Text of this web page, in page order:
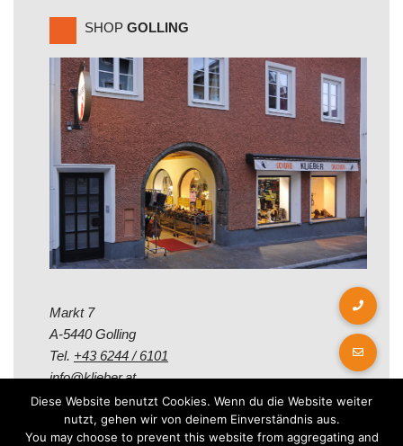
SHOP GOLLING
Markt 7
A-5440 Golling
Tel. +43 6244 / 6101
info@klieber.at
Öffungszeiten
Diese Website benutzt Cookies. Wenn du die Website weiter
nutzt, gehen wir von deinem Einverständnis aus.
You may choose to prevent this website from aggregating and